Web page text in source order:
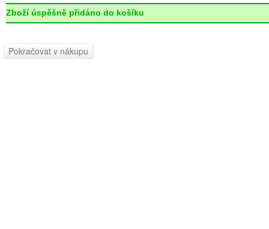
Zboží úspěšně přidáno do košíku